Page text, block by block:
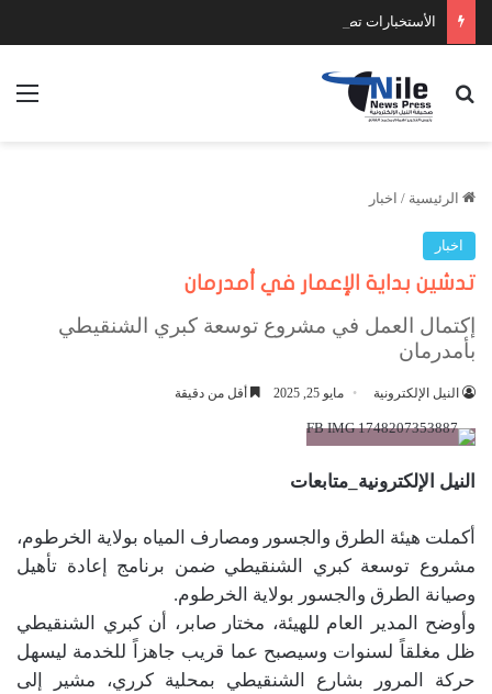
الأستخبارات تضبط عدد كبير من السلاح والمخدرات
بحث عن
الرئيسية / اخبار
اخبار
تدشين بداية الإعمار في أمدرمان
إكتمال العمل في مشروع توسعة كبري الشنقيطي
بأمدرمان
النيل الإلكترونية مايو 25, 2025 أقل من دقيقة
النيل الإلكترونية_متابعات
أكملت هيئة الطرق والجسور ومصارف المياه بولاية الخرطوم،
مشروع توسعة كبري الشنقيطي ضمن برنامج إعادة تأهيل
وصيانة الطرق والجسور بولاية الخرطوم.
وأوضح المدير العام للهيئة، مختار صابر، أن كبري الشنقيطي
ظل مغلقاً لسنوات وسيصبح عما قريب جاهزاً للخدمة ليسهل
حركة المرور بشارع الشنقيطي بمحلية كرري، مشير إلى